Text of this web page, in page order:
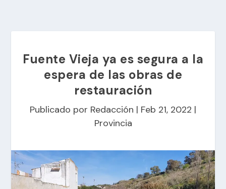
Fuente Vieja ya es segura a la
espera de las obras de
restauración
Publicado por Redacción | Feb 21, 2022 |
Provincia